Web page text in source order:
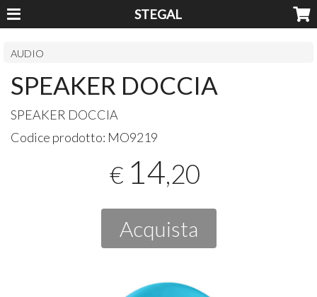
STEGAL
AUDIO
SPEAKER DOCCIA
SPEAKER DOCCIA
Codice prodotto: MO9219
€ 14,20
Acquista